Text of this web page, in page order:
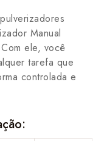
Manual
ele, você
tarefa que
controlada e